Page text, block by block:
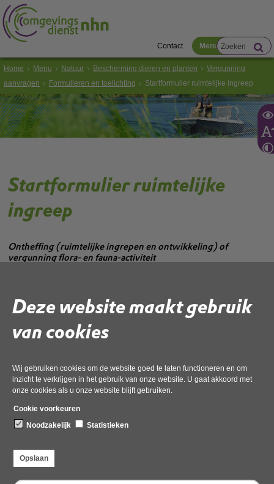
Deze website maakt gebruik
van cookies
Wij gebruiken cookies om de website goed te laten functioneren en om
inzicht te verkrijgen in het gebruik van onze website. U gaat akkoord met
onze cookies als u onze website blijft gebruiken.
Cookie voorkeuren
Noodzakelijk
Statistieken
Opslaan
Contact Menu
Home Menu Natuur Bescherming dieren en planten
Vergunning
aanvragen
Formulieren en toelichting Startformulier ruimtelijke ingreep
Startformulier ruimtelijke
ingreep
Ontheffing (ruimtelijke ingrepen en ontwikkeling) of
vergunning flora- en fauna-activiteit
Zaaknummer
Onderwerp